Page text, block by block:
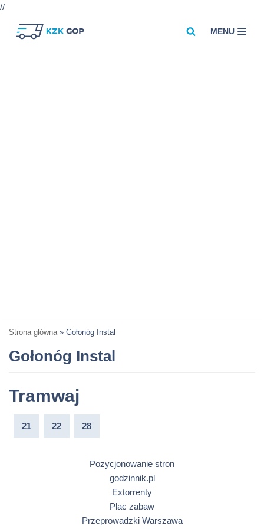
//
MENU
Strona główna » Gołonóg Instal
Gołonóg Instal
Tramwaj
21 22 28
Pozycjonowanie stron
godzinnik.pl
Extorrenty
Plac zabaw
Przeprowadzki Warszawa